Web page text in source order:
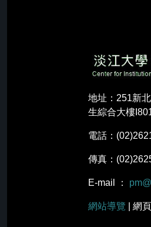
地址：251新
生綜合大樓
電話：
傳真：
E-mail ：
網站導覽 | 網